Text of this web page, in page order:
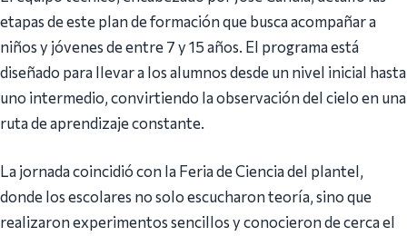
etapas de este plan de formación que busca acompañar a
niños y jóvenes de entre 7 y 15 años. El programa está
diseñado para llevar a los alumnos desde un nivel inicial hasta
uno intermedio, convirtiendo la observación del cielo en una
ruta de aprendizaje constante.
La jornada coincidió con la Feria de Ciencia del plantel,
donde los escolares no solo escucharon teoría, sino que
realizaron experimentos sencillos y conocieron de cerca el